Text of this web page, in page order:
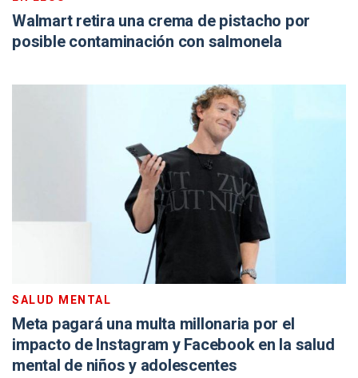
Walmart retira una crema de pistacho por
posible contaminación con salmonela
SALUD MENTAL
Meta pagará una multa millonaria por el
impacto de Instagram y Facebook en la salud
mental de niños y adolescentes